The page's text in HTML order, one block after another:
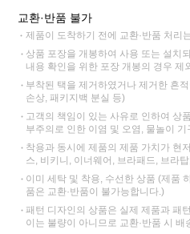
교환·반품 불가
제품이 도착하기 전에 교환·반품 처리
상품 포장을 개봉하여 사용 또는 설치
내용 확인을 위한 포장 개봉의 경우 제
부착된 택을 제거하였거나 제거한 흔
손상, 패키지백 분실 등)
고객의 책임이 있는 사유로 인하여 상
부주의로 인한 이염 및 오염, 물놀이
착용과 동시에 제품의 제품 가치가 현
스, 비키니, 이너웨어, 브라패드, 브라
이미 세탁 및 착용, 수선한 상품 (제품
품은 교환·반품이 불가능합니다.)
패턴 디자인의 상품은 실제 제품과 패
이는 불량이 아니므로 교환·반품 시 배